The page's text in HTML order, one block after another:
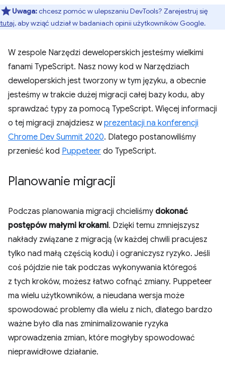
Uwaga:chcesz pomóc w ulepszaniu DevTools? Zarejestruj się
tutaj, aby wziąć udział w badaniach opinii użytkowników Google.
W zespole Narzędzi deweloperskich jesteśmy wielkimi
fanami TypeScript. Nasz nowy kod w Narzędziach
deweloperskich jest tworzony w tym języku, a obecnie
jesteśmy w trakcie dużej migracji całej bazy kodu, aby
sprawdzać typy za pomocą TypeScript. Więcej informacji
o tej migracji znajdziesz wprezentacji na konferencji
Chrome Dev Summit 2020. Dlatego postanowiliśmy
przenieść kod Puppeteer do TypeScript.
Planowanie migracji
Podczas planowania migracji chcieliśmy dokonać
postępów małymi krokami. Dzięki temu zmniejszysz
nakłady związane z migracją (w każdej chwili pracujesz
tylko nad małą częścią kodu) i ograniczysz ryzyko. Jeśli
coś pójdzie nie tak podczas wykonywania któregoś
z tych kroków, możesz łatwo cofnąć zmiany. Puppeteer
ma wielu użytkowników, a nieudana wersja może
spowodować problemy dla wielu z nich, dlatego bardzo
ważne było dla nas zminimalizowanie ryzyka
wprowadzenia zmian, które mogłyby spowodować
nieprawidłowe działanie.